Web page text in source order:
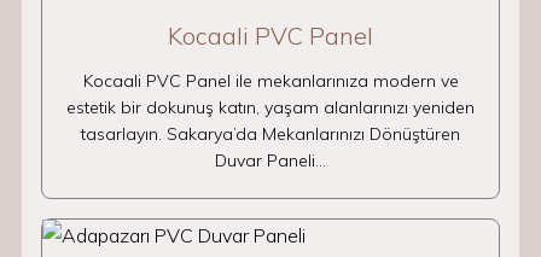
Kocaali PVC Panel
Kocaali PVC Panel ile mekanlarınıza modern ve
estetik bir dokunuş katın, yaşam alanlarınızı yeniden
tasarlayın. Sakarya’da Mekanlarınızı Dönüştüren
Duvar Paneli…